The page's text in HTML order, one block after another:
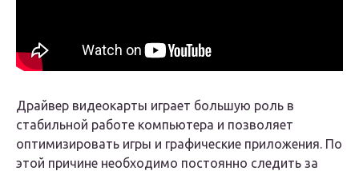
Драйвер видеокарты играет большую роль в
стабильной работе компьютера и позволяет
оптимизировать игры и графические приложения. По
этой причине необходимо постоянно следить за